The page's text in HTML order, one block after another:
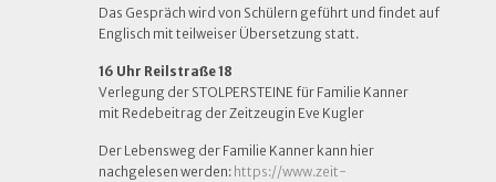
Das Gespräch wird von Schülern geführt und findet auf
Englisch mit teilweiser Übersetzung statt.
16 Uhr Reilstraße 18
Verlegung der STOLPERSTEINE für Familie Kanner
mit Redebeitrag der Zeitzeugin Eve Kugler
Der Lebensweg der Familie Kanner kann hier
nachgelesen werden: https://www.zeit-